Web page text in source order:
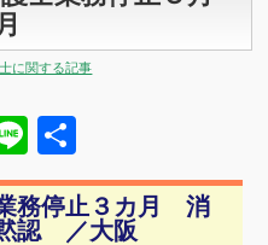
に関する記事
Line
有
務停止３カ月 消
認 ／大阪